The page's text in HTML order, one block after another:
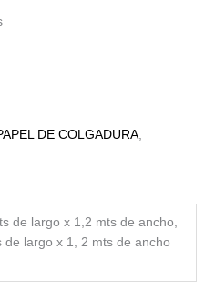
DE COLGADURA
de largo x 1,2 mts de ancho,
de largo x 1, 2 mts de ancho